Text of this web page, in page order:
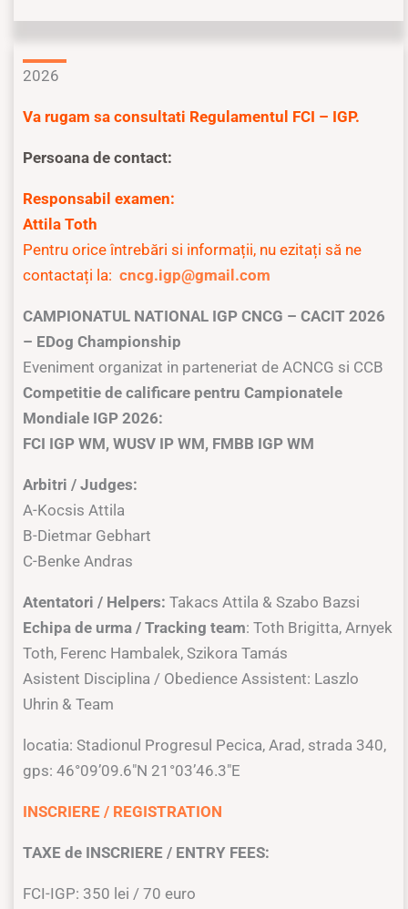
2026
Va rugam sa consultati Regulamentul FCI – IGP.
Persoana de contact:
Responsabil examen:
Attila Toth
Pentru orice întrebări si informații, nu ezitați să ne
contactați la: cncg.igp@gmail.com
CAMPIONATUL NATIONAL IGP CNCG – CACIT 2026
– EDog Championship
Eveniment organizat in parteneriat de ACNCG si CCB
Competitie de calificare pentru Campionatele
Mondiale IGP 2026:
FCI IGP WM, WUSV IP WM, FMBB IGP WM
Arbitri / Judges:
A-Kocsis Attila
B-Dietmar Gebhart
C-Benke Andras
Atentatori / Helpers: Takacs Attila & Szabo Bazsi
Echipa de urma / Tracking team: Toth Brigitta, Arnyek
Toth, Ferenc Hambalek, Szikora Tamás
Asistent Disciplina / Obedience Assistent: Laszlo
Uhrin & Team
locatia: Stadionul Progresul Pecica, Arad, strada 340,
gps: 46°09’09.6″N 21°03’46.3″E
INSCRIERE / REGISTRATION
TAXE de INSCRIERE / ENTRY FEES:
FCI-IGP: 350 lei / 70 euro